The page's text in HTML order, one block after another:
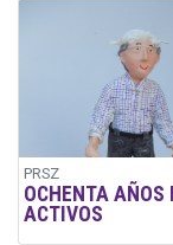
PRSZ
OCHENTA AÑOS
ACTIVOS